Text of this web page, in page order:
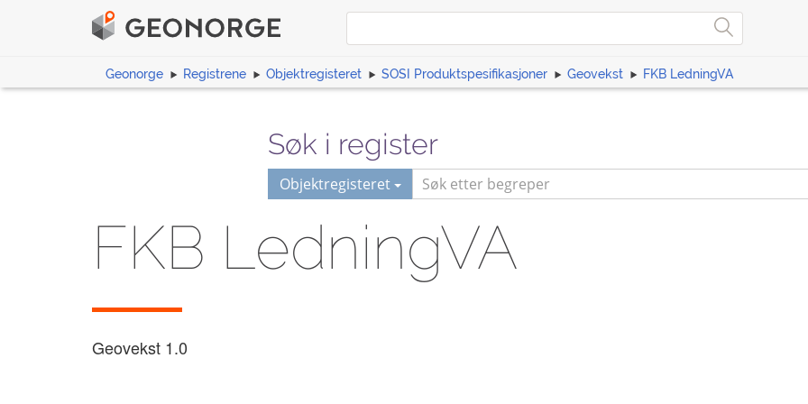
Geonorge Registrene Objektregisteret SOSI Produktspesifikasjoner Geovekst FKB LedningVA
Søk i register
Objektregisteret
FKB LedningVA
Geovekst 1.0